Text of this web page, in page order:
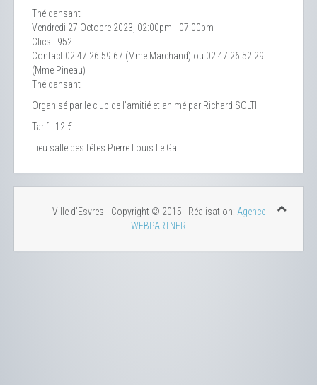
Thé dansant
Vendredi 27 Octobre 2023, 02:00pm - 07:00pm
Clics : 952
Contact 02.47.26.59.67 (Mme Marchand) ou 02 47 26 52 29
(Mme Pineau)
Thé dansant
Organisé par le club de l’amitié et animé par Richard SOLTI
Tarif : 12 €
Lieu salle des fêtes Pierre Louis Le Gall
Ville d'Esvres - Copyright © 2015 | Réalisation: Agence
WEBPARTNER